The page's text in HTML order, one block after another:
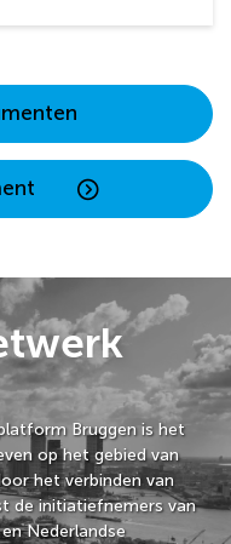
Bruggen is het
op het gebied van
het verbinden van
de initiatiefnemers van
Nederlandse